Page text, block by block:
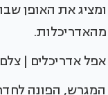
את האופן
אפל אדריכלים |
הפונה